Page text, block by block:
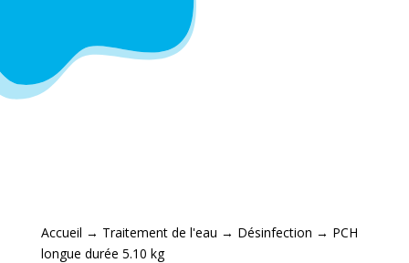
Accueil → Traitement de l'eau → Désinfection → PCH
longue durée 5.10 kg